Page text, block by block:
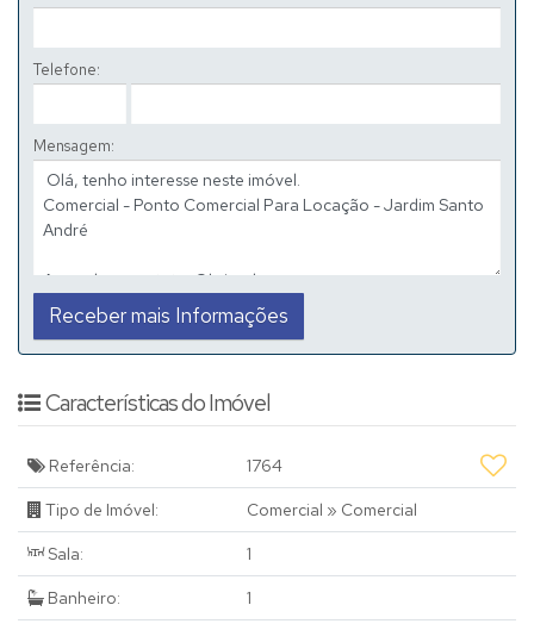
Telefone:
Mensagem:
Características do Imóvel
Referência: 1764
Tipo de Imóvel: Comercial » Comercial
Sala: 1
Banheiro: 1